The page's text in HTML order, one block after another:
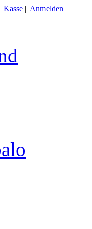
Kasse | Anmelden |